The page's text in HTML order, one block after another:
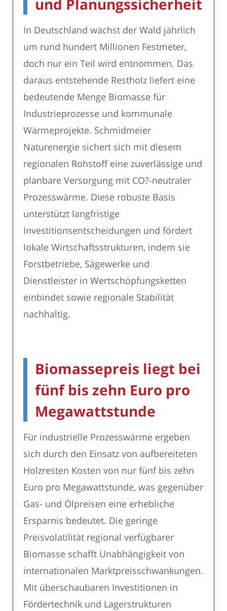
und Planungssicherheit
In Deutschland wächst der Wald jährlich
um rund hundert Millionen Festmeter,
doch nur ein Teil wird entnommen. Das
daraus entstehende Restholz liefert eine
bedeutende Menge Biomasse für
Industrieprozesse und kommunale
Wärmeprojekte. Schmidmeier
Naturenergie sichert sich mit diesem
regionalen Rohstoff eine zuverlässige und
planbare Versorgung mit CO?-neutraler
Prozesswärme. Diese robuste Basis
unterstützt langfristige
Investitionsentscheidungen und fördert
lokale Wirtschaftsstrukturen, indem sie
Forstbetriebe, Sägewerke und
Dienstleister in Wertschöpfungsketten
einbindet sowie regionale Stabilität
nachhaltig.
Biomassepreis liegt bei
fünf bis zehn Euro pro
Megawattstunde
Für industrielle Prozesswärme ergeben
sich durch den Einsatz von aufbereiteten
Holzresten Kosten von nur fünf bis zehn
Euro pro Megawattstunde, was gegenüber
Gas- und Ölpreisen eine erhebliche
Ersparnis bedeutet. Die geringe
Preisvolatilität regional verfügbarer
Biomasse schafft Unabhängigkeit von
internationalen Marktpreisschwankungen.
Mit überschaubaren Investitionen in
Fördertechnik und Lagerstrukturen